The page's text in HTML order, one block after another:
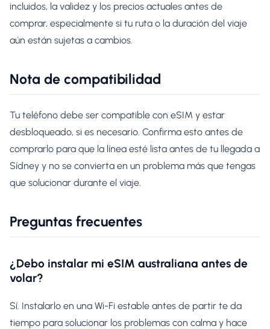
incluidos, la validez y los precios actuales antes de
comprar, especialmente si tu ruta o la duración del viaje
aún están sujetas a cambios.
Nota de compatibilidad
Tu teléfono debe ser compatible con eSIM y estar
desbloqueado, si es necesario. Confirma esto antes de
comprarlo para que la línea esté lista antes de tu llegada a
Sídney y no se convierta en un problema más que tengas
que solucionar durante el viaje.
Preguntas frecuentes
¿Debo instalar mi eSIM australiana antes de
volar?
Sí. Instalarlo en una Wi-Fi estable antes de partir te da
tiempo para solucionar los problemas con calma y hace